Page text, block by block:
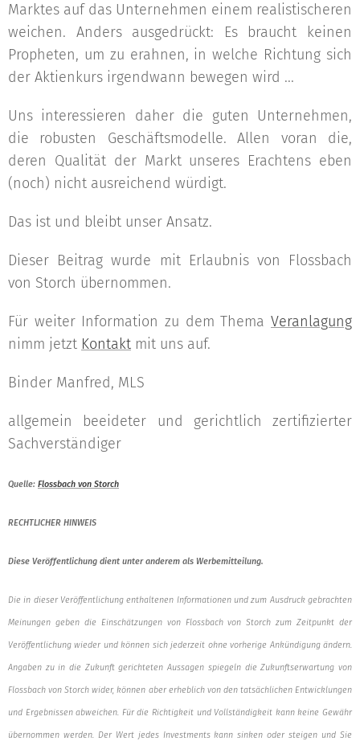
Marktes auf das Unternehmen einem realistischeren
weichen. Anders ausgedrückt: Es braucht keinen
Propheten, um zu erahnen, in welche Richtung sich
der Aktienkurs irgendwann bewegen wird ...
Uns interessieren daher die guten Unternehmen,
die robusten Geschäftsmodelle. Allen voran die,
deren Qualität der Markt unseres Erachtens eben
(noch) nicht ausreichend würdigt.
Das ist und bleibt unser Ansatz.
Dieser Beitrag wurde mit Erlaubnis von Flossbach
von Storch übernommen.
Für weiter Information zu dem Thema Veranlagung
nimm jetzt Kontakt mit uns auf.
Binder Manfred, MLS
allgemein beeideter und gerichtlich zertifizierter
Sachverständiger
Quelle: Flossbach von Storch
RECHTLICHER HINWEIS
Diese Veröffentlichung dient unter anderem als Werbemitteilung.
Die in dieser Veröffentlichung enthaltenen Informationen und zum Ausdruck gebrachten
Meinungen geben die Einschätzungen von Flossbach von Storch zum Zeitpunkt der
Veröffentlichung wieder und können sich jederzeit ohne vorherige Ankündigung ändern.
Angaben zu in die Zukunft gerichteten Aussagen spiegeln die Zukunftserwartung von
Flossbach von Storch wider, können aber erheblich von den tatsächlichen Entwicklungen
und Ergebnissen abweichen. Für die Richtigkeit und Vollständigkeit kann keine Gewähr
übernommen werden. Der Wert jedes Investments kann sinken oder steigen und Sie